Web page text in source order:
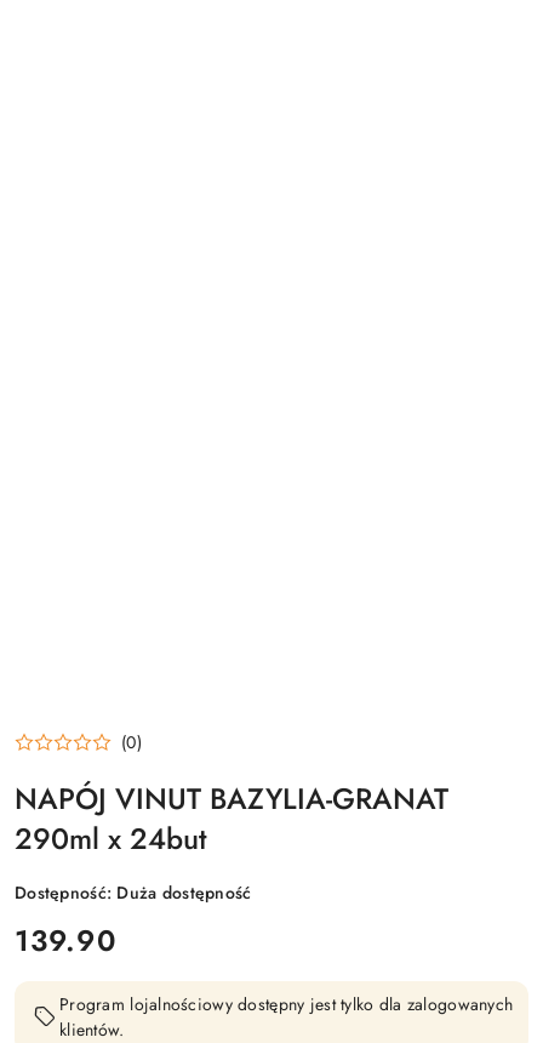
(0)
NAPÓJ VINUT BAZYLIA-GRANAT
290ml x 24but
Dostępność: Duża dostępność
cena:
139.90
Program lojalnościowy dostępny jest tylko dla zalogowanych
klientów.